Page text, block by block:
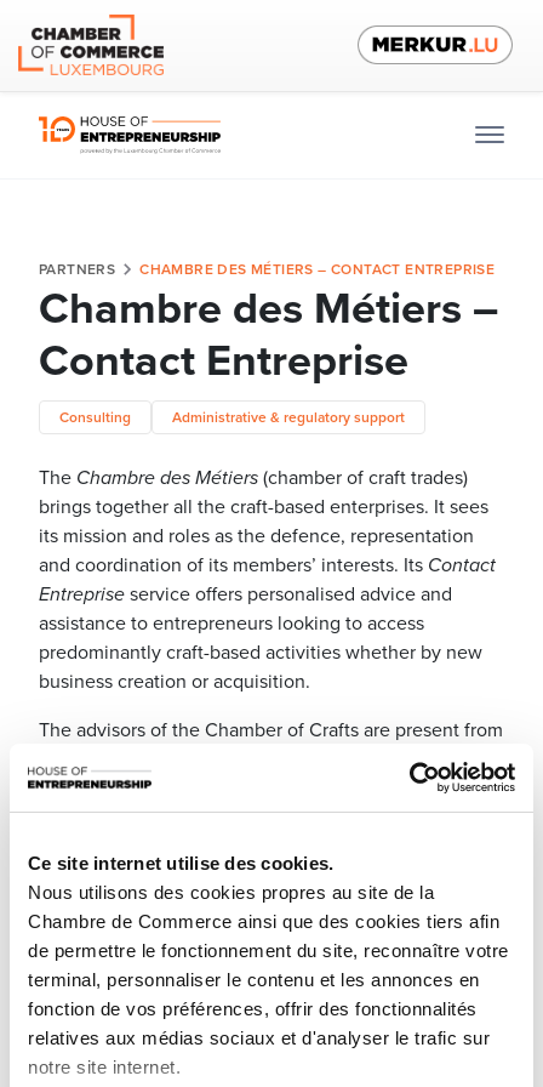
Ce site internet utilise des cookies.
Nous utilisons des cookies propres au site de la
Chambre de Commerce ainsi que des cookies tiers afin
de permettre le fonctionnement du site, reconnaître votre
terminal, personnaliser le contenu et les annonces en
fonction de vos préférences, offrir des fonctionnalités
relatives aux médias sociaux et d'analyser le trafic sur
notre site internet.
PARTNERS CHAMBRE DES MÉTIERS – CONTACT ENTREPRISE
Chambre des Métiers –
Contact Entreprise
Consulting Administrative & regulatory support
The Chambre des Métiers(chamber of craft trades)
brings together all the craft-based enterprises. It sees
its mission and roles as the defence, representation
and coordination of its members’ interests. Its Contact
Entrepriseservice offers personalised advice and
assistance to entrepreneurs looking to access
predominantly craft-based activities whether by new
business creation or acquisition.
The advisors of the Chamber of Crafts are present from
Monday to Friday from 9am to 12pm at the House of
Entrepreneurship.
personal consultation.
2, Circuit de la Foire Internationale
Luxembourg-Kirchberg